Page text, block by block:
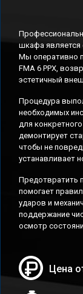
шкафа является
Мы оперативно
FMA 6 PPX,
эстетичный
Процедура
необходимых
для
демонтирует
чтобы не
устанавливает
Предотвратить
помогает
ударов и
поддержание
осмотр
Цена